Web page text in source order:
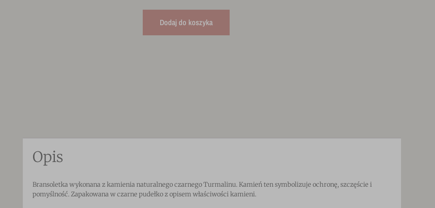
Dodaj do koszyka
Opis
Bransoletka wykonana z kamienia naturalnego czarnego Turmalinu. Kamień ten symbolizuje ochronę, szczęście i
pomyślność. Zapakowana w czarne pudełko z opisem właściwości kamieni.